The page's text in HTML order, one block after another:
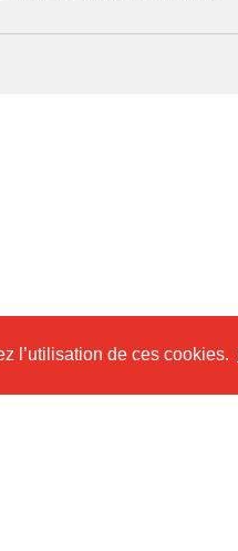
l’utilisation de ces cookies.